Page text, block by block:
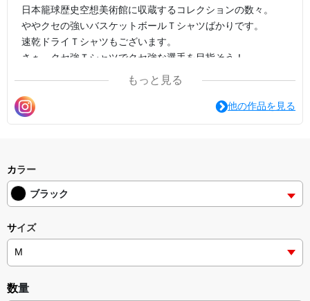
日本籠球歴史空想美術館に収蔵するコレクションの数々。
ややクセの強いバスケットボールＴシャツばかりです。
速乾ドライＴシャツもございます。
さぁ、クセ強Ｔシャツでクセ強な選手を目指そう！
もっと見る
他の作品を見る
カラー
ブラック
サイズ
数量